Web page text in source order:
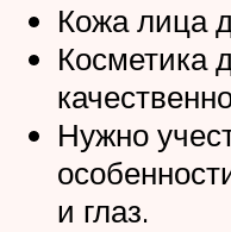
Кожа лица
Косметика
Нужно
и глаз.